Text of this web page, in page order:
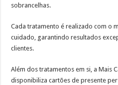
sobrancelhas.
Cada tratamento é realizado com o
cuidado, garantindo resultados
clientes.
Além dos tratamentos em si, a Mais
disponibiliza cartões de presente